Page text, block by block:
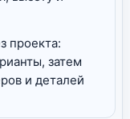
проекта:
затем
и деталей